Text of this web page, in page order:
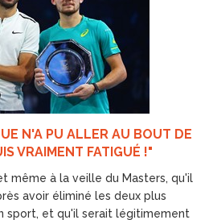
N'A PU ALLER AU BOUT DE
VRAIMENT FATIGUÉ !"
même à la veille du Masters, qu'il
avoir éliminé les deux plus
sport, et qu'il serait légitimement